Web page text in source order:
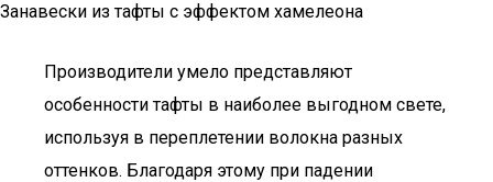
Занавески из тафты с эффектом хамелеона
Производители умело представляют
особенности тафты в наиболее выгодном свете,
используя в переплетении волокна разных
оттенков. Благодаря этому при падении